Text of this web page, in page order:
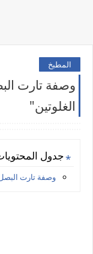
المطبخ
وصفة تارت
الغلوتين"
جدول
وصفة تارت البصل